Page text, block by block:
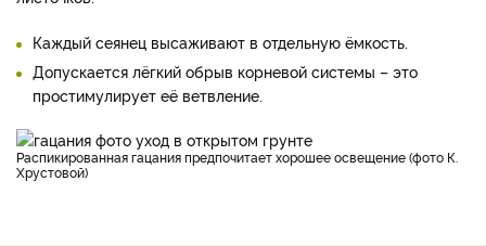
Каждый сеянец высаживают в отдельную ёмкость.
Допускается лёгкий обрыв корневой системы – это
простимулирует её ветвление.
Распикированная гацания предпочитает хорошее освещение (фото К.
Хрустовой)